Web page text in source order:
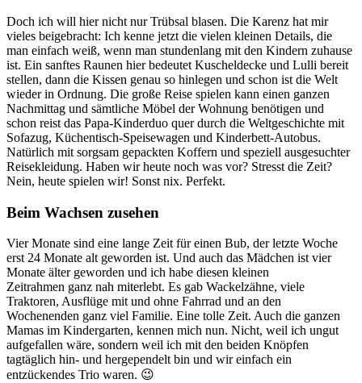
Doch ich will hier nicht nur Trübsal blasen. Die Karenz hat mir
vieles beigebracht: Ich kenne jetzt die vielen kleinen Details, die
man einfach weiß, wenn man stundenlang mit den Kindern zuhause
ist. Ein sanftes Raunen hier bedeutet Kuscheldecke und Lulli bereit
stellen, dann die Kissen genau so hinlegen und schon ist die Welt
wieder in Ordnung. Die große Reise spielen kann einen ganzen
Nachmittag und sämtliche Möbel der Wohnung benötigen und
schon reist das Papa-Kinderduo quer durch die Weltgeschichte mit
Sofazug, Küchentisch-Speisewagen und Kinderbett-Autobus.
Natürlich mit sorgsam gepackten Koffern und speziell ausgesuchter
Reisekleidung. Haben wir heute noch was vor? Stresst die Zeit?
Nein, heute spielen wir! Sonst nix. Perfekt.
Beim Wachsen zusehen
Vier Monate sind eine lange Zeit für einen Bub, der letzte Woche
erst 24 Monate alt geworden ist. Und auch das Mädchen ist vier
Monate älter geworden und ich habe diesen kleinen
Zeitrahmen ganz nah miterlebt. Es gab Wackelzähne, viele
Traktoren, Ausflüge mit und ohne Fahrrad und an den
Wochenenden ganz viel Familie. Eine tolle Zeit. Auch die ganzen
Mamas im Kindergarten, kennen mich nun. Nicht, weil ich ungut
aufgefallen wäre, sondern weil ich mit den beiden Knöpfen
tagtäglich hin- und hergependelt bin und wir einfach ein
entzückendes Trio waren. 😉